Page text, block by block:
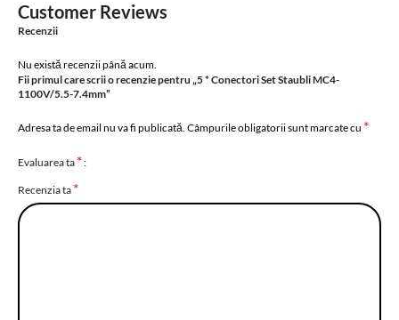
Customer Reviews
Recenzii
Nu există recenzii până acum.
Fii primul care scrii o recenzie pentru „5 * Conectori Set Staubli MC4-
1100V/5.5-7.4mm”
Adresa ta de email nu va fi publicată. Câmpurile obligatorii sunt marcate cu *
Evaluarea ta *
Recenzia ta *